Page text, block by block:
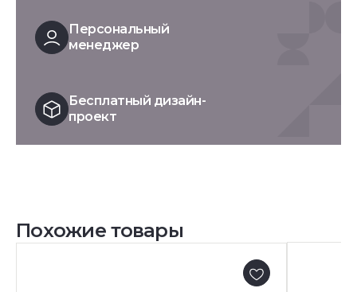
Персональный
менеджер
Бесплатный дизайн-
проект
Похожие товары